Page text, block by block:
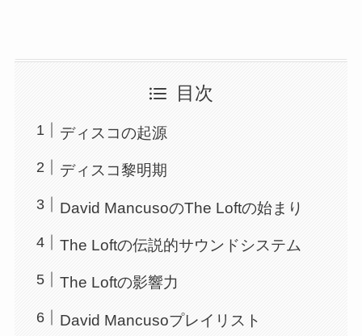
目次
ディスコの起源
ディスコ黎明期
David MancusoのThe Loftの始まり
The Loftの伝説的サウンドシステム
The Loftの影響力
David Mancusoプレイリスト